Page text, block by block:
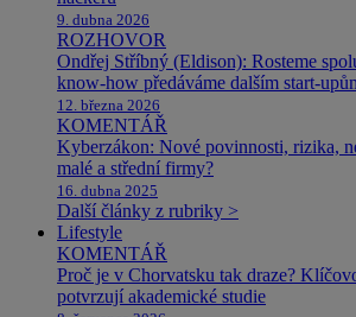
9. dubna 2026
ROZHOVOR
Ondřej Stříbný (Eldison): Rosteme
know-how předáváme dalším start-
12. března 2026
KOMENTÁŘ
Kyberzákon: Nové povinnosti, rizika,
malé a střední firmy?
16. dubna 2025
Další články z rubriky >
Lifestyle
KOMENTÁŘ
Proč je v Chorvatsku tak draze?
potvrzují akademické studie